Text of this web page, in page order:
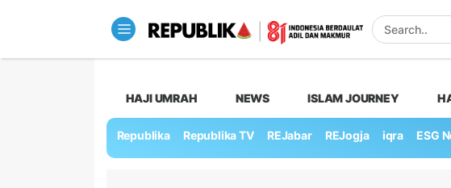
HAJI UMRAH NEWS ISLAM JOURNEY
Republika Republika TV REJabar REJogja iqra ESG